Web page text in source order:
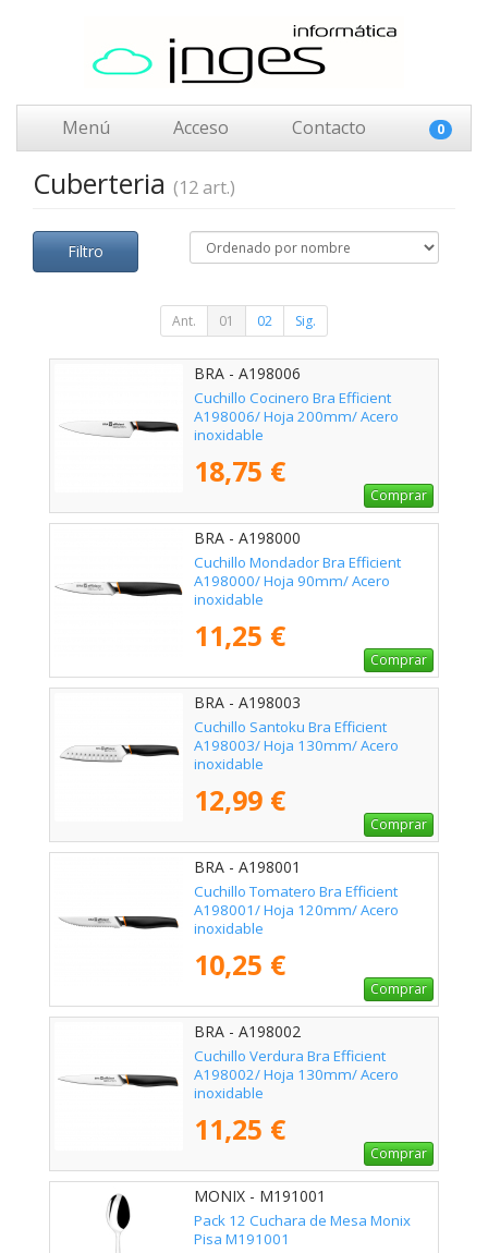
Menú Acceso Contacto 0
Cuberteria (12 art.)
Filtro
Ant. 01 02 Sig.
BRA - A198006
Cuchillo Cocinero Bra Efficient
A198006/ Hoja 200mm/ Acero
inoxidable
18,75 €
Comprar
BRA - A198000
Cuchillo Mondador Bra Efficient
A198000/ Hoja 90mm/ Acero
inoxidable
11,25 €
Comprar
BRA - A198003
Cuchillo Santoku Bra Efficient
A198003/ Hoja 130mm/ Acero
inoxidable
12,99 €
Comprar
BRA - A198001
Cuchillo Tomatero Bra Efficient
A198001/ Hoja 120mm/ Acero
inoxidable
10,25 €
Comprar
BRA - A198002
Cuchillo Verdura Bra Efficient
A198002/ Hoja 130mm/ Acero
inoxidable
11,25 €
Comprar
MONIX - M191001
Pack 12 Cuchara de Mesa Monix
Pisa M191001